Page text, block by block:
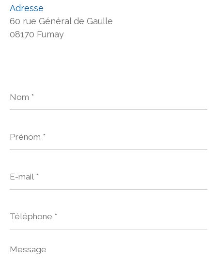
Adresse
60 rue Général de Gaulle
08170 Fumay
*
*
mail
*
Message
*